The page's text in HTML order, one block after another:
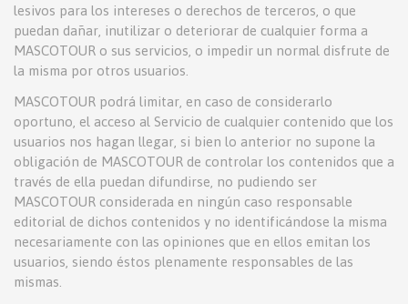
lesivos para los intereses o derechos de terceros, o que
puedan dañar, inutilizar o deteriorar de cualquier forma a
MASCOTOUR o sus servicios, o impedir un normal disfrute de
la misma por otros usuarios.
MASCOTOUR podrá limitar, en caso de considerarlo
oportuno, el acceso al Servicio de cualquier contenido que los
usuarios nos hagan llegar, si bien lo anterior no supone la
obligación de MASCOTOUR de controlar los contenidos que a
través de ella puedan difundirse, no pudiendo ser
MASCOTOUR considerada en ningún caso responsable
editorial de dichos contenidos y no identificándose la misma
necesariamente con las opiniones que en ellos emitan los
usuarios, siendo éstos plenamente responsables de las
mismas.